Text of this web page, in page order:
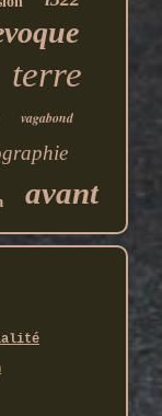
terre
vagabond
avant